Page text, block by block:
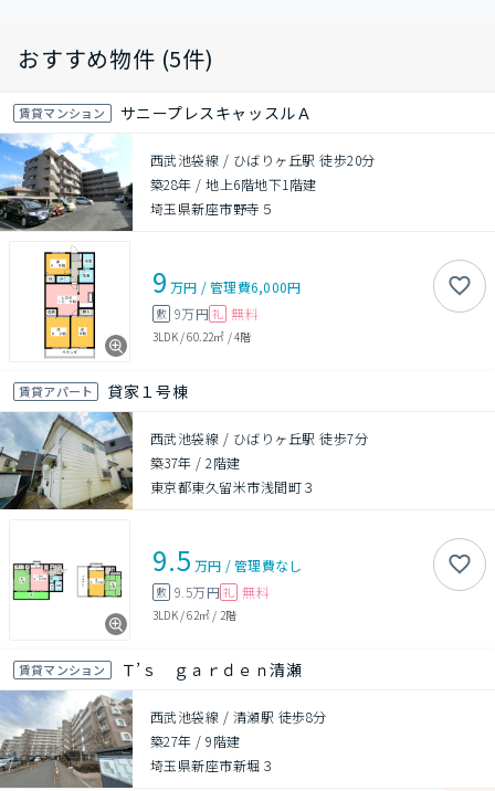
おすすめ物件 (5件)
賃貸マンション サニープレスキャッスルＡ
西武池袋線 / ひばりヶ丘駅 徒歩20分
築28年 /地上6階地下1階建
埼玉県新座市野寺５
9 万円 /管理費6,000円
敷 9万円 礼 無料
3LDK/60.22㎡ /4階
賃貸アパート 貸家１号棟
西武池袋線 / ひばりヶ丘駅 徒歩7分
築37年 /2階建
東京都東久留米市浅間町３
9.5 万円 /管理費なし
敷 9.5万円 礼 無料
3LDK/62㎡ / 2階
賃貸マンション Ｔ’ｓ ｇａｒｄｅｎ清瀬
西武池袋線 / 清瀬駅 徒歩8分
築27年 /9階建
埼玉県新座市新堀３